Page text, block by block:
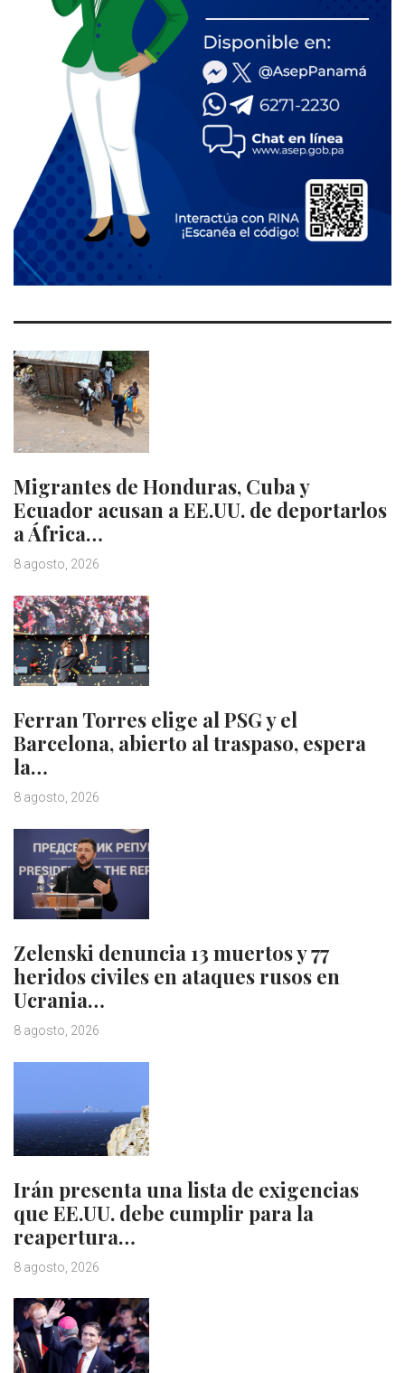
Migrantes de Honduras, Cuba y
Ecuador acusan a EE.UU. de deportarlos
a África…
8 agosto, 2026
Ferran Torres elige al PSG y el
Barcelona, abierto al traspaso, espera
la…
8 agosto, 2026
Zelenski denuncia 13 muertos y 77
heridos civiles en ataques rusos en
Ucrania…
8 agosto, 2026
Irán presenta una lista de exigencias
que EE.UU. debe cumplir para la
reapertura…
8 agosto, 2026